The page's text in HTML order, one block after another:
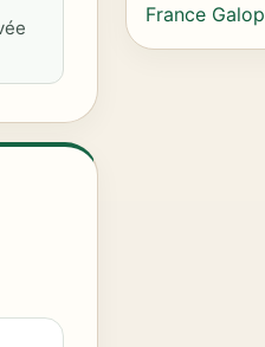
France Galop